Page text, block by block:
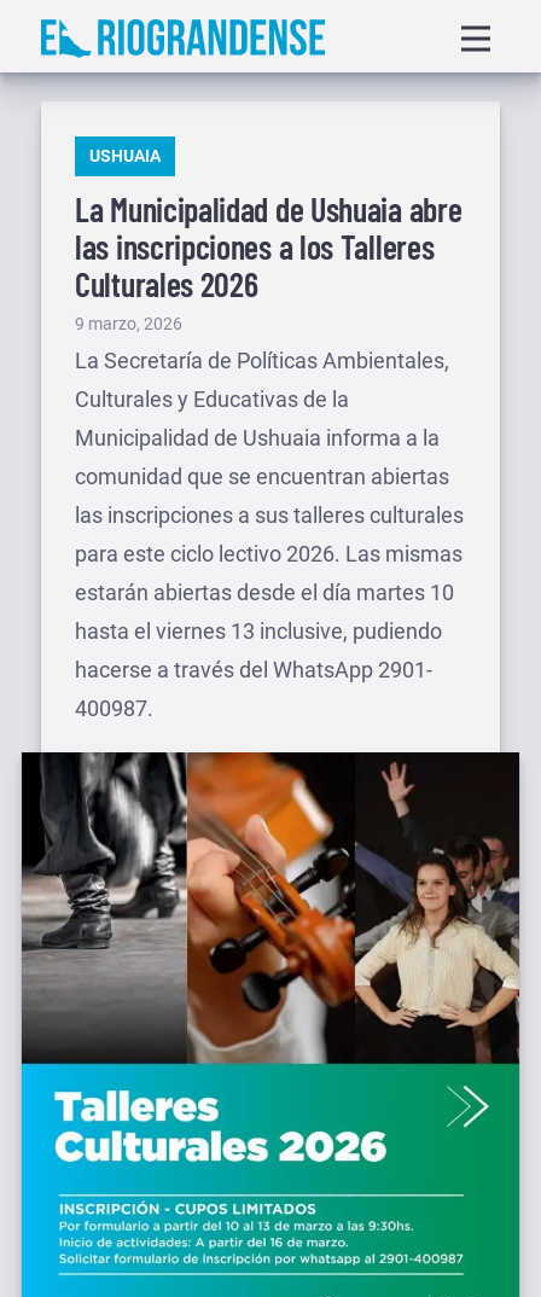
Saltar
menu
PUBLICADO
USHUAIA
La Municipalidad de Ushuaia abre
las inscripciones a los Talleres
Culturales 2026
Publicado
el
9 marzo, 2026
La Secretaría de Políticas Ambientales,
Culturales y Educativas de la
Municipalidad de Ushuaia informa a la
comunidad que se encuentran abiertas
las inscripciones a sus talleres culturales
para este ciclo lectivo 2026. Las mismas
estarán abiertas desde el día martes 10
hasta el viernes 13 inclusive, pudiendo
hacerse a través del WhatsApp 2901-
400987.